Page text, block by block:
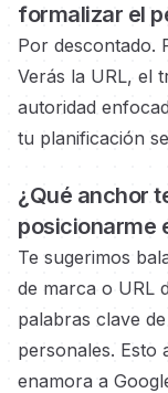
formalizar el
Por descontado.
Verás la URL, el
autoridad
tu planificación
¿Qué anchor
posicionarme
Te sugerimos
de marca o URL
palabras clave
personales. Esto
enamora a